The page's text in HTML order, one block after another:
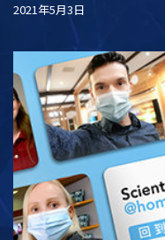
2021年5月3日